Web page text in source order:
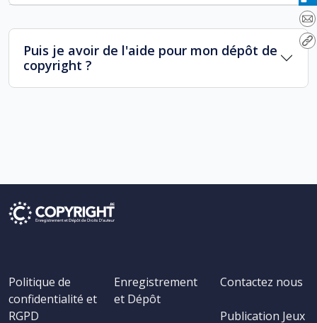
Puis je avoir de l'aide pour mon dépôt de
copyright ?
Politique de
confidentialité et
RGPD
Enregistrement
et Dépôt
Contactez nous
Publication Jeux